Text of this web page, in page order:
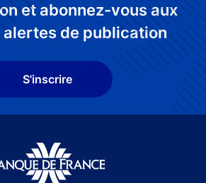
et abonnez-vous aux
de publication
S'inscrire